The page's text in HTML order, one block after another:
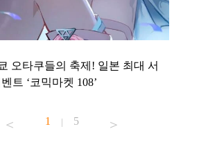
오타쿠들의 축제! 일본 최대 서
트 ‘코믹마켓 108’
1 | 5